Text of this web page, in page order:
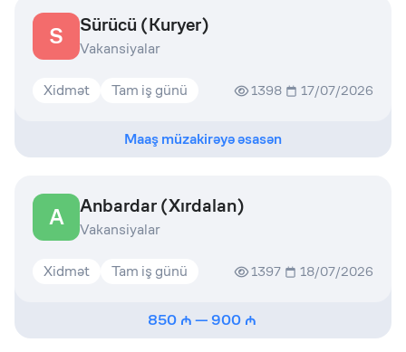
S Sürücü (Kuryer)
Vakansiyalar
Xidmət Tam iş günü 1398 17/07/2026
Maaş müzakirəyə əsasən
A Anbardar (Xırdalan)
Vakansiyalar
Xidmət Tam iş günü 1397 18/07/2026
850 —900